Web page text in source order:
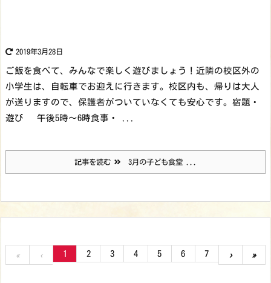
2019年3月28日
ご飯を食べて、みんなで楽しく遊びましょう！ 近隣の校区外の
小学生は、自転車でお迎えに行きます。校区内も、帰りは大人
が送りますので、保護者がついていなくても安心です。 宿題・
遊び 午後5時～6時食事・ ...
記事を読む 3月の子ども食堂 ...
« ‹ 1 2 3 4 5 6 7 › »